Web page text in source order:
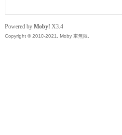
Powered by Moby! X3.4
Copyright © 2010-2021, Moby 車無限.